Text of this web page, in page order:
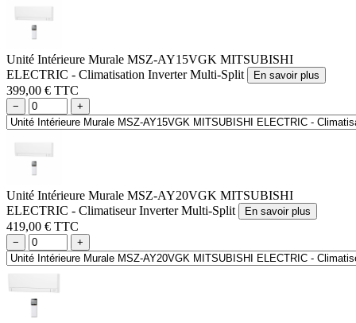
Unité Intérieure Murale MSZ-AY15VGK MITSUBISHI
ELECTRIC - Climatisation Inverter Multi-Split
En savoir plus
399,00 € TTC
− +
Unité Intérieure Murale MSZ-AY20VGK MITSUBISHI
ELECTRIC - Climatiseur Inverter Multi-Split
En savoir plus
419,00 € TTC
− +